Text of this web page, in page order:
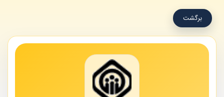
برگشت